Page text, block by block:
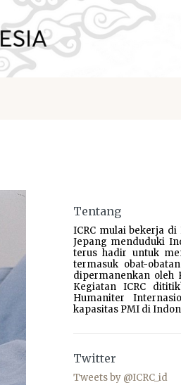
Tentang
ICRC mulai bekerja
Jepang menduduki
terus hadir untuk
termasuk obat-
dipermanenkan oleh
Kegiatan ICRC
Humaniter
kapasitas PMI di
Twitter
Tweets by @ICRC_id